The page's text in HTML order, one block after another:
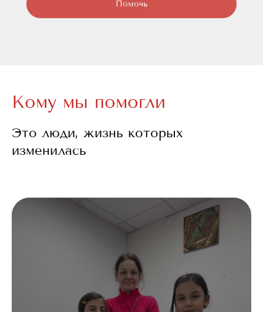
Помочь
Кому мы помогли
Это люди, жизнь которых
изменилась